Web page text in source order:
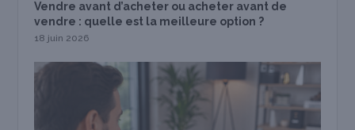
Vendre avant d’acheter ou acheter avant de
vendre : quelle est la meilleure option ?
18 juin 2026